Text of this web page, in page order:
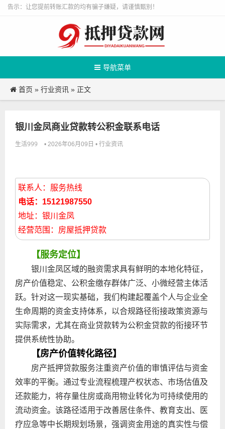
告示：让您提前转账汇款的均有骗子嫌疑，请谨慎甄别！
导航菜单
首页 » 行业资讯 » 正文
银川金凤商业贷款转公积金联系电话
生活999 • 2026年06月09日 • 行业资讯
联系人：服务热线
电话：15121987550
地址：银川金凤
经营范围：房屋抵押贷款
【服务定位】
银川金凤区域的融资需求具有鲜明的本地化特征，
房产价值稳定、公积金缴存群体广泛、小微经营主体活
跃。针对这一现实基础，我们构建起覆盖个人与企业全
生命周期的资金支持体系，以合规路径衔接政策资源与
实际需求，尤其在商业贷款转为公积金贷款的衔接环节
提供系统性协助。
【房产价值转化路径】
房产抵押贷款服务注重资产价值的审慎评估与资金
效率的平衡。通过专业流程梳理产权状态、市场估值及
还款能力，将存量住房或商用物业转化为可持续使用的
流动资金。该路径适用于改善居住条件、教育支出、医
疗应急等中长期规划场景，强调资金用途的真实性与偿